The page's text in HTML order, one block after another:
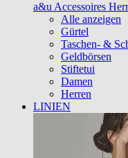
a&u Accessoires
Alle anzeigen
Gürtel
Taschen- &
Geldbörsen
Stiftetui
Damen
Herren
LINIEN